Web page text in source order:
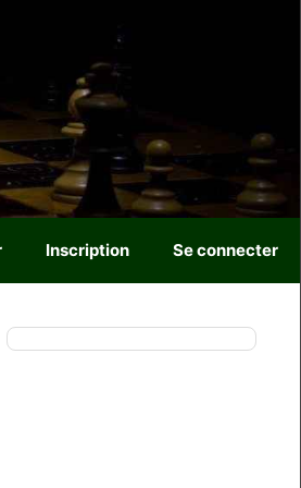
Inscription Se connecter